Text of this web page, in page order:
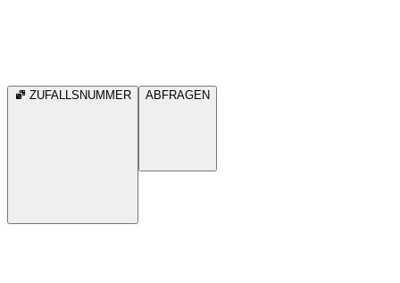
ZUFALLSNUMMER ABFRAGEN